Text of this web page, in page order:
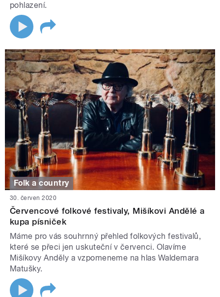
pohlazení.
Folk a country
30. červen 2020
Červencové folkové festivaly, Mišíkovi Andělé a
kupa písniček
Máme pro vás souhrnný přehled folkových festivalů,
které se přeci jen uskuteční v červenci. Olavíme
Mišíkovy Anděly a vzpomeneme na hlas Waldemara
Matušky.